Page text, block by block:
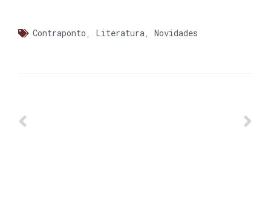
Contraponto Literatura Novidades